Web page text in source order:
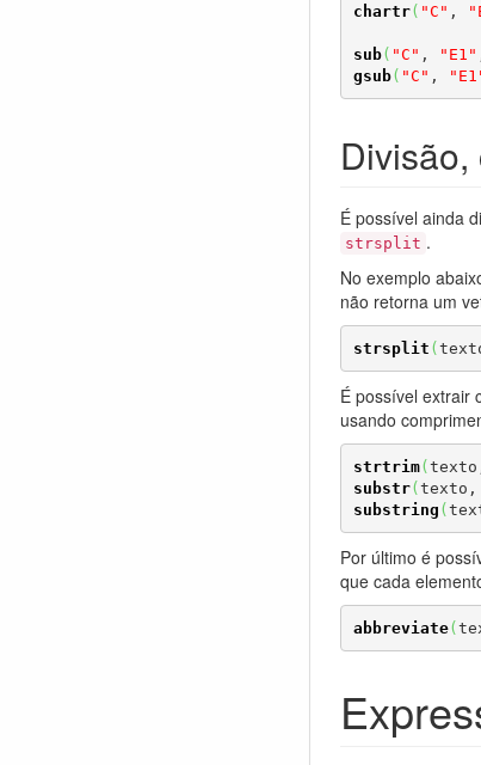
chartr( "C" ,
sub( "C" , "E1"
gsub( "C" ,
É possível ainda
strsplit .
No exemplo
não retorna um
strsplit (
É possível extrair
usando
strtrim(
substr(texto,
substring (
Por último é
que cada
abbreviate(